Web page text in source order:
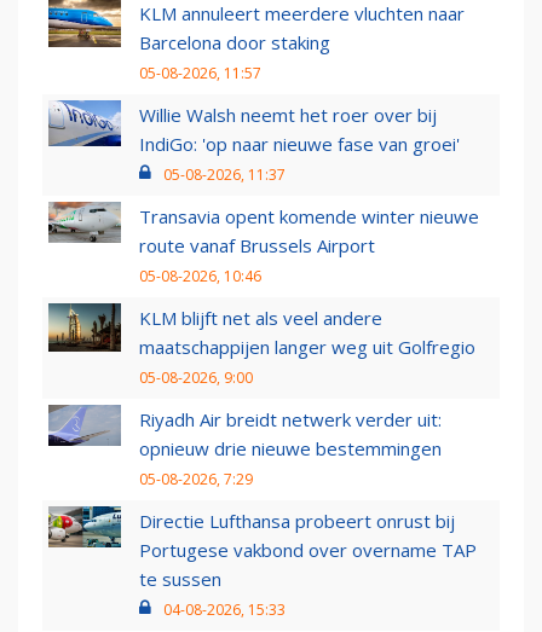
KLM annuleert meerdere vluchten naar
Barcelona door staking
05-08-2026, 11:57
Willie Walsh neemt het roer over bij
IndiGo: 'op naar nieuwe fase van groei'
05-08-2026, 11:37
Transavia opent komende winter nieuwe
route vanaf Brussels Airport
05-08-2026, 10:46
KLM blijft net als veel andere
maatschappijen langer weg uit Golfregio
05-08-2026, 9:00
Riyadh Air breidt netwerk verder uit:
opnieuw drie nieuwe bestemmingen
05-08-2026, 7:29
Directie Lufthansa probeert onrust bij
Portugese vakbond over overname TAP
te sussen
04-08-2026, 15:33